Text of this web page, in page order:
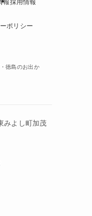
報採用情報
ポリシー
徳島のお出か
みよし町加茂